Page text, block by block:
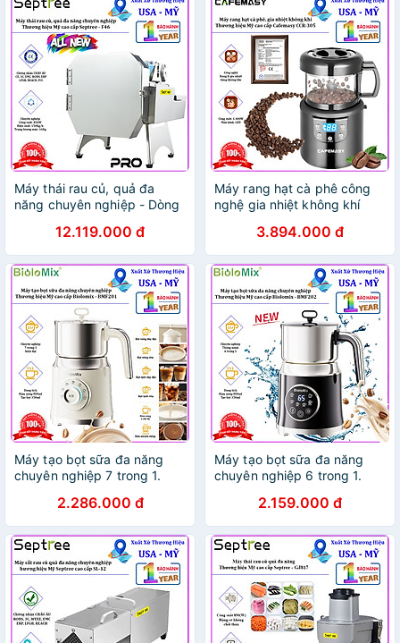
Máy thái rau củ, quả đa
năng chuyên nghiệp - Dòng
Mỹ cao cấp Septree - F46.
Hàng chính hãng
12.119.000 đ
Máy rang hạt cà phê công
nghệ gia nhiệt không khí
Mỹ cao cấp Cafemasy CCR-
305. HÀNG CHÍNH HÃNG
3.894.000 đ
Máy tạo bọt sữa đa năng
chuyên nghiệp 7 trong 1.
Biolomix - BMF201. Hàng
chính hãng
2.286.000 đ
Máy tạo bọt sữa đa năng
chuyên nghiệp 6 trong 1.
Biolomix - BMF202. Hàng
chính hãng
2.159.000 đ